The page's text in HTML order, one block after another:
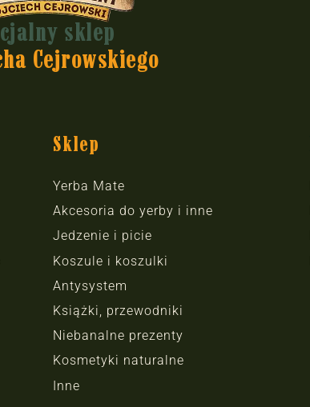
sklep
Cejrowskiego
Sklep
Yerba Mate
Akcesoria do yerby i inne
Jedzenie i picie
Koszule i koszulki
Antysystem
Książki, przewodniki
Niebanalne prezenty
Kosmetyki naturalne
Inne